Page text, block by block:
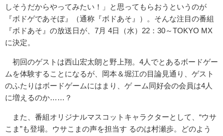
しそうだからやってみたい！」と思ってもらおうというのが
『ボドゲであそぼ』（通称『ボドあそ』）。そんな注目の番組
『ボドあそ』の放送日が、7月 4日（水）22：30～TOKYO MX
に決定。
初回のゲストは西山宏太朗と野上翔。4人でとあるボードゲー
ムを体験することになるが、岡本＆堀江の目論見通り、ゲスト
のふたりはボードゲームにはまり、ゲ ーム同好会の会員は4人
に増えるのか……？
また、番組オリジナルマスコットキャラクターとして、“ウサ
こま”も登場。ウサこまの声を担当す るのは村瀬歩。どのよう